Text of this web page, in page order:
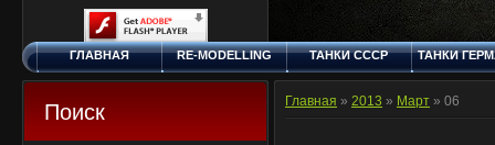
ВОСКРЕСЕНЬЕ, 9.8.2026
ГЛАВНАЯ RE-MODELLING ТАНКИ СССР ТАНКИ
ДОБАВИТЬ
КЛАНЫ FAQ
Поиск Главная » 2013 » Март » 06